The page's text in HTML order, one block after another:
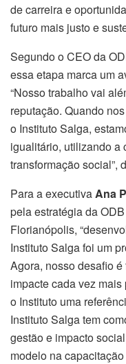
de carreira e
futuro mais justo e
Segundo o CEO da
essa etapa marca um
“Nosso trabalho vai
reputação. Quando
o Instituto Salga,
igualitário, utilizando a
transformação social”,
Para a executivaAna
pela estratégia da
Florianópolis,
Instituto Salga foi um
Agora, nosso desafio
impacte cada vez
o Instituto uma
Instituto Salga tem
gestão e impacto
modelo na